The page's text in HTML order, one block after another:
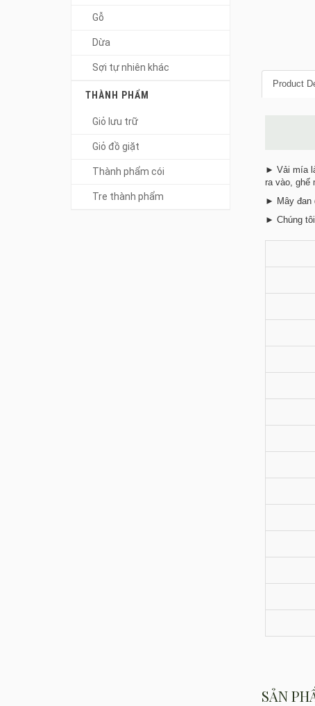
Product
► Vải mía
ra vào, ghế
► Mây đan
► Chúng
SẢN
Gỗ
Dừa
Sợi tự nhiên khác
THÀNH PHẨM
Giỏ lưu trữ
Giỏ đồ giặt
Thành phẩm cói
Tre thành phẩm